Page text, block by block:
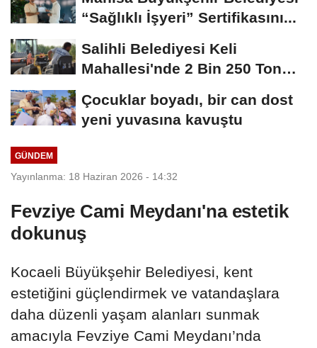
“Sağlıklı İşyeri” Sertifikasını...
Salihli Belediyesi Keli
Mahallesi'nde 2 Bin 250 Ton
Çocuklar boyadı, bir can dost
yeni yuvasına kavuştu
GÜNDEM
Yayınlanma: 18 Haziran 2026 - 14:32
Fevziye Cami Meydanı'na estetik
dokunuş
Kocaeli Büyükşehir Belediyesi, kent
estetiğini güçlendirmek ve vatandaşlara
daha düzenli yaşam alanları sunmak
amacıyla Fevziye Cami Meydanı’nda